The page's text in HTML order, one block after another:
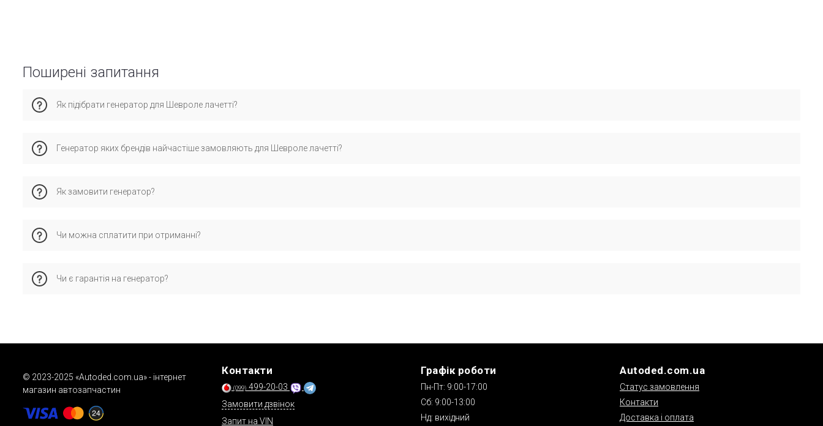
Поширені запитання
Як підібрати генератор для Шевроле лачетті?
варіанти з урахуванням умов експлуатації (місто, траса, стиль водіння).
Генератор яких брендів найчастіше замовляють для Шевроле лачетті?
гарантія виробника.
Як замовити генератор?
📞 Або зателефонуйте менеджеру
Чи можна сплатити при отриманні?
Чи є гарантія на генератор?
© 2023-2025 «Autoded.com.ua» - інтернет
магазин автозапчастин
Контакти
(099) 499-20-03
Замовити дзвінок
Запит на VIN
Графік роботи
Пн-Пт: 9:00-17:00
Сб: 9:00-13:00
Нд: вихідний
Autoded.com.ua
Статус замовлення
Контакти
Доставка і оплата